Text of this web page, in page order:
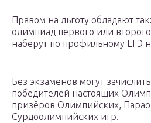
Правом на льготу обладают
олимпиад первого или
наберут по профильному ЕГЭ
Без экзаменов могут
победителей настоящих
призёров Олимпийских,
Сурдоолимпийских игр.